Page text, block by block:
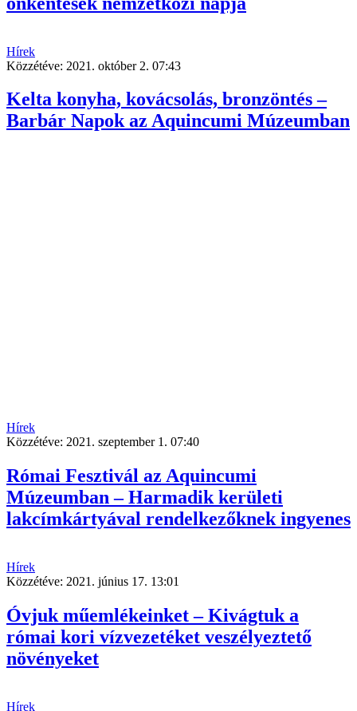
Hírek
Közzétéve: 2021. október 2. 07:43
Kelta konyha, kovácsolás, bronzöntés –
Barbár Napok az Aquincumi Múzeumban
Hírek
Közzétéve: 2021. szeptember 1. 07:40
Római Fesztivál az Aquincumi
Múzeumban – Harmadik kerületi
lakcímkártyával rendelkezőknek ingyenes
Hírek
Közzétéve: 2021. június 17. 13:01
Óvjuk műemlékeinket – Kivágtuk a
római kori vízvezetéket veszélyeztető
növényeket
Hírek